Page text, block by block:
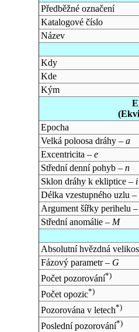
Předběžné označení
Katalogové číslo
Název
Kdy
Kde
Kým
Epocha
Velká poloosa dráhy – a
Excentricita – e
Střední denní pohyb – n
Sklon dráhy k ekliptice – i
Délka vzestupného uzlu –
Argument šířky perihelu
Střední anomálie – M
Absolutní hvězdná
Fázový parametr – G
Počet pozorování*)
Počet opozic*)
Pozorována v letech*)
Poslední pozorování*)